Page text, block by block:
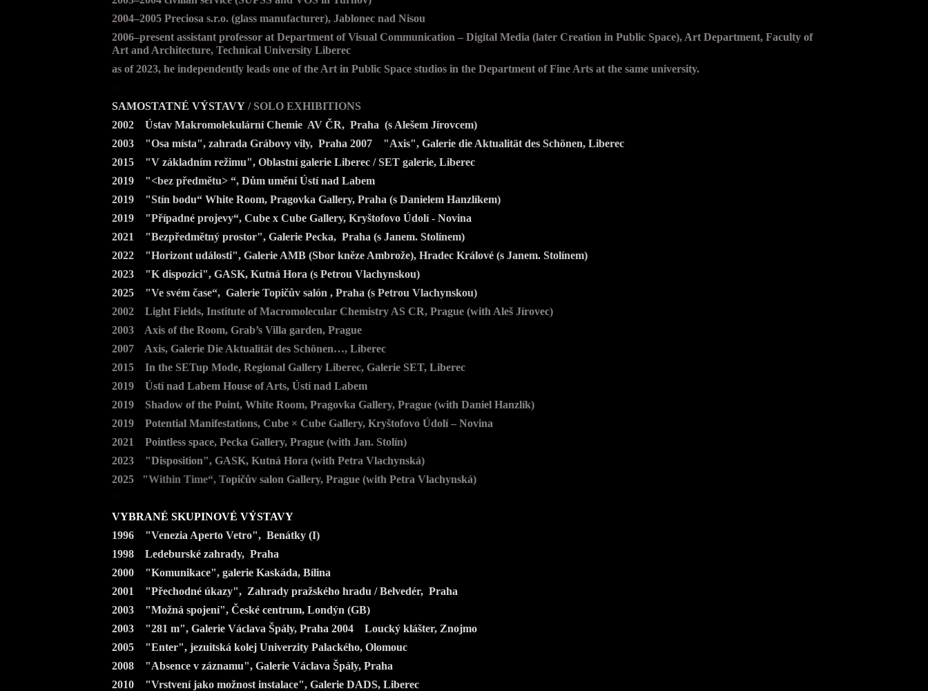
2004–2005 Preciosa s.r.o. (glass manufacturer), Jablonec nad Nisou
2006–present assistant professor at Department of Visual Communication – Digital Media (later Creation in Public Space), Art Department, Faculty of
Art and Architecture, Technical University Liberec
as of 2023, he independently leads one of the Art in Public Space studios in the Department of Fine Arts at the same university.
SAMOSTATNÉ VÝSTAVY / SOLO EXHIBITIONS
2002 Ústav Makromolekulární Chemie AV ČR, Praha (s Alešem Jírovcem)
2003 "Osa místa", zahrada Grábovy vily, Praha 2007 "Axis", Galerie die Aktualität des Schönen, Liberec
2015 "V základním režimu", Oblastní galerie Liberec / SET galerie, Liberec
2019 "<bez předmětu> “, Dům umění Ústí nad Labem
2019 "Stín bodu“ White Room, Pragovka Gallery, Praha (s Danielem Hanzlíkem)
2019 "Případné projevy“, Cube x Cube Gallery, Kryštofovo Údolí - Novina
2021 "Bezpředmětný prostor", Galerie Pecka, Praha (s Janem. Stolínem)
2022 "Horizont události", Galerie AMB (Sbor kněze Ambrože), Hradec Králové (s Janem. Stolínem)
2023 "K dispozici", GASK, Kutná Hora (s Petrou Vlachynskou)
2025
"Ve svém čase“, Galerie Topičův salón , Praha (s Petrou Vlachynskou)
2002 Light Fields, Institute of Macromolecular Chemistry AS CR, Prague (with Aleš Jírovec)
2003 Axis of the Room, Grab’s Villa garden, Prague
2007 Axis, Galerie Die Aktualität des Schönen…, Liberec
2015 In the SETup Mode, Regional Gallery Liberec, Galerie SET, Liberec
2019 Ústí nad Labem House of Arts, Ústí nad Labem
2019 Shadow of the Point, White Room, Pragovka Gallery, Prague (with Daniel Hanzlík)
2019 Potential Manifestations, Cube × Cube Gallery, Kryštofovo Údolí – Novina
2021 Pointless space, Pecka Gallery, Prague (with Jan. Stolín)
2023 "Disposition", GASK, Kutná Hora (with Petra Vlachynská)
2025 "Within Time“, Topičův salon Gallery, Prague (with Petra Vlachynská)
VYBRANÉ SKUPINOVÉ VÝSTAVY
1996 "Venezia Aperto Vetro", Benátky (I)
1998 Ledeburské zahrady, Praha
2000 "Komunikace", galerie Kaskáda, Bílina
2001 "Přechodné úkazy", Zahrady pražského hradu / Belvedér, Praha
2003 "Možná spojení", České centrum, Londýn (GB)
2003 "281 m", Galerie Václava Špály, Praha 2004 Loucký klášter, Znojmo
2005 "Enter", jezuitská kolej Univerzity Palackého, Olomouc
2008 "Absence v záznamu", Galerie Václava Špály, Praha
2010 "Vrstvení jako možnost instalace", Galerie DADS, Liberec